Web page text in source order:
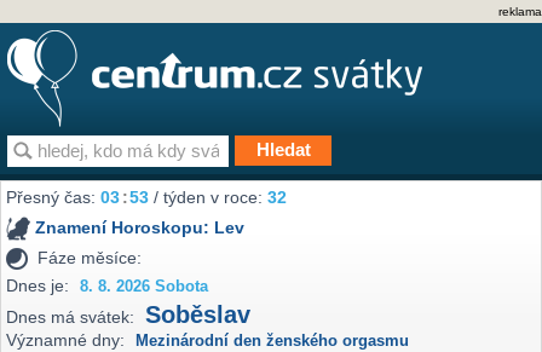
reklama
Přesný čas:03:53 / týden v roce:32
Znamení Horoskopu: Lev
Fáze měsíce:
Dnes je:
8. 8. 2026 Sobota
Dnes má svátek: Soběslav
Významné dny: Mezinárodní den ženského orgasmu